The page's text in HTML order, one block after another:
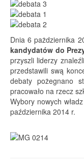
Dnia 6 pażdziernika
kandydatów do
przyszli liderzy
przedstawili swą
debaty pożegnano
pracowało na rzecz
Wybory nowych
października 2014 r.